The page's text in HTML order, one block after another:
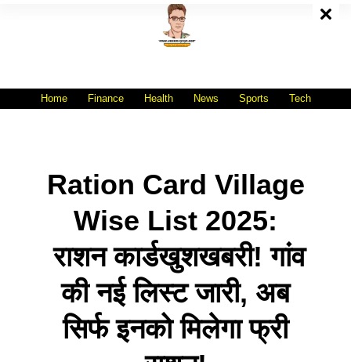
Home Finance Health News Sports Tech
Ration Card Village
Wise List 2025:
राशन कार्डखुशखबरी! गांव
की नई लिस्ट जारी, अब
सिर्फ इनको मिलेगा फ्री